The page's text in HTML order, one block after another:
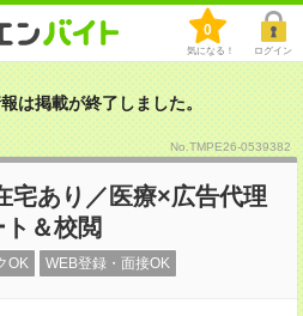
0
気になる！ ログイン
は掲載が終了しました。
No.TMPE26-0539382
宅あり／医療×広告代理
＆校閲
OK WEB登録・面接OK